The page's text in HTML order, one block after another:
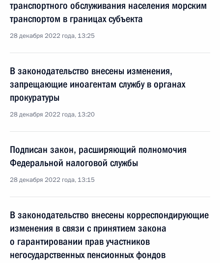
транспортного обслуживания населения морским
транспортом в границах субъекта
28 декабря 2022 года, 13:25
В законодательство внесены изменения,
запрещающие иноагентам службу в органах
прокуратуры
28 декабря 2022 года, 13:20
Подписан закон, расширяющий полномочия
Федеральной налоговой службы
28 декабря 2022 года, 13:15
В законодательство внесены корреспондирующие
изменения в связи с принятием закона
о гарантировании прав участников
негосударственных пенсионных фондов